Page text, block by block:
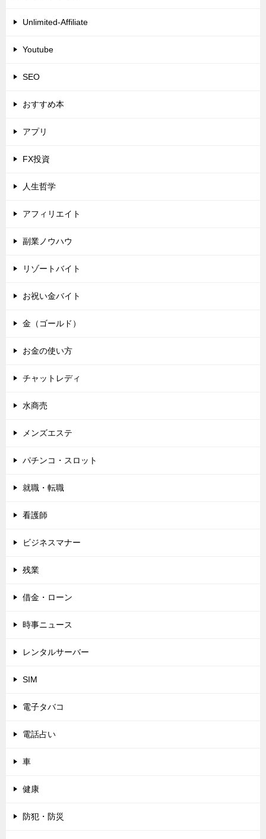
Unlimited-Affiliate
Youtube
SEO
おすすめ本
アプリ
FX投資
人生哲学
アフィリエイト
副業ノウハウ
リゾートバイト
お祝い金バイト
金（ゴールド）
お金の使い方
チャットレディ
水商売
メンズエステ
パチンコ・スロット
就職・転職
看護師
ビジネスマナー
残業
借金・ローン
時事ニュース
レンタルサーバー
SIM
電子タバコ
電話占い
車
健康
防犯・防災